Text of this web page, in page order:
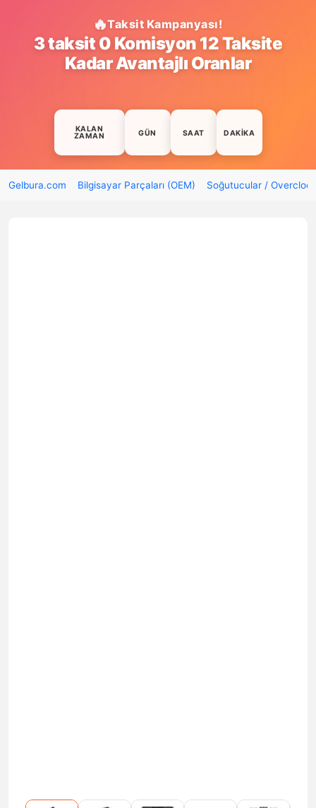
Taksit Kampanyası!
3 taksit 0 Komisyon 12 Taksite
Kadar Avantajlı Oranlar
KALAN
ZAMAN GÜN SAAT DAKIKA
Gelbura.com Bilgisayar Parçaları (OEM) Soğutucular / Overclock